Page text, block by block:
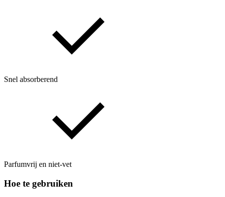
Snel absorberend
Parfumvrij en niet‑vet
Hoe te gebruiken